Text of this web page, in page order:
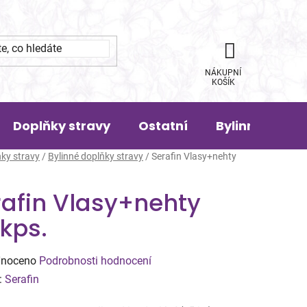
NÁKUPNÍ
KOŠÍK
Doplňky stravy Ostatní Bylinná
stravy / Bylinné doplňky stravy / Serafin Vlasy+nehty
Vlasy+nehty
Podrobnosti hodnocení
Serafin